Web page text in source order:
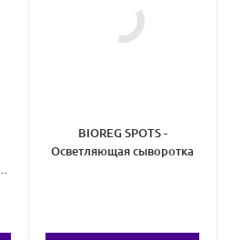
BIOREG SPOTS -
Осветляющая сыворотка